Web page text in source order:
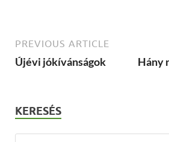
PREVIOUS ARTICLE
Újévi jókívánságok Hány
KERESÉS